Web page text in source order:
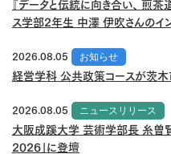
『データと伝統に向き合い、 煎茶
ス学部2年生 中澤 伊吹さんのイ
2026.08.05
お知らせ
経営学科 公共政策コースが茨
2026.08.05
ニュースリリース
大阪成蹊大学 芸術学部長 糸
2026」に登壇